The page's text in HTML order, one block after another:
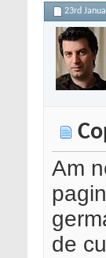
23rd
Am
de